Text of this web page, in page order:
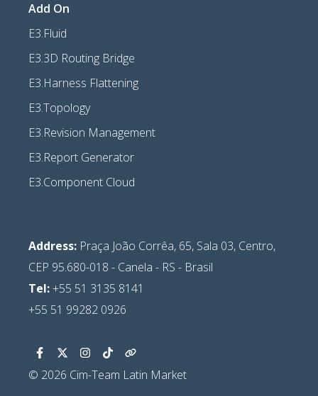
Add On
E3.Fluid
E3.3D Routing Bridge
E3.Harness Flattening
E3.Topology
E3.Revision Management
E3.Report Generator
E3.Component Cloud
Address: Praça João Corrêa, 65, Sala 03, Centro,
CEP 95.680-018 - Canela - RS - Brasil
Tel:+55 51 3135 8141
+55 51 99282 0926
© 2026 Cim-Team Latin Market